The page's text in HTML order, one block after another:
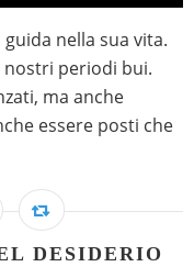
nella sua vita.
nostri periodi bui.
ma anche
essere posti che
DESIDERIO